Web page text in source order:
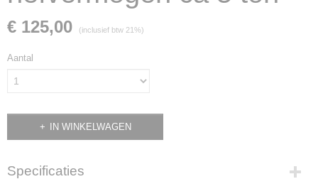
€ 125,00 (inclusief btw 21%)
Aantal
IN WINKELWAGEN
Specificaties